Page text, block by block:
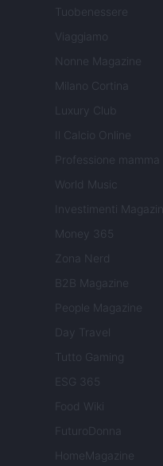
Tuobenessere
Viaggiamo
Nonne Magazine
Milano Cortina
Luxury Club
Il Calcio Online
Professione mamma
World Music
Investimenti
Money 365
Zona Nerd
B2B Magazine
People Magazine
Day Travel
Tutto Gaming
ESG 365
Food Wiki
FuturoDonna
HomeMagazine